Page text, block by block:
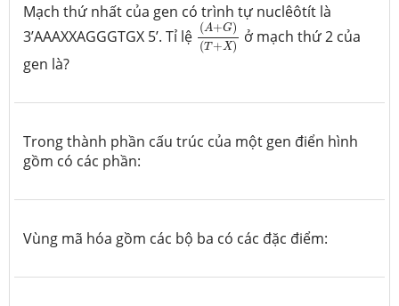
Mạch thứ nhất của gen có trình tự nuclêôtít là
3’AAAXXAGGGTGX 5’. Tỉ lệ (A+G)
(T+X)
(A+G)(T +X)
ở mạch thứ 2 của
gen là?
Trong thành phần cấu trúc của một gen điển hình
gồm có các phần:
Vùng mã hóa gồm các bộ ba có các đặc điểm: